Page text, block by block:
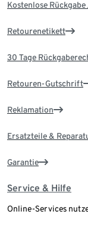
Kostenlose
Retourenetikett
30 Tage
Retouren-Gutschrift
Reklamation
Ersatzteile &
Garantie
Service & Hilfe
Online-Services